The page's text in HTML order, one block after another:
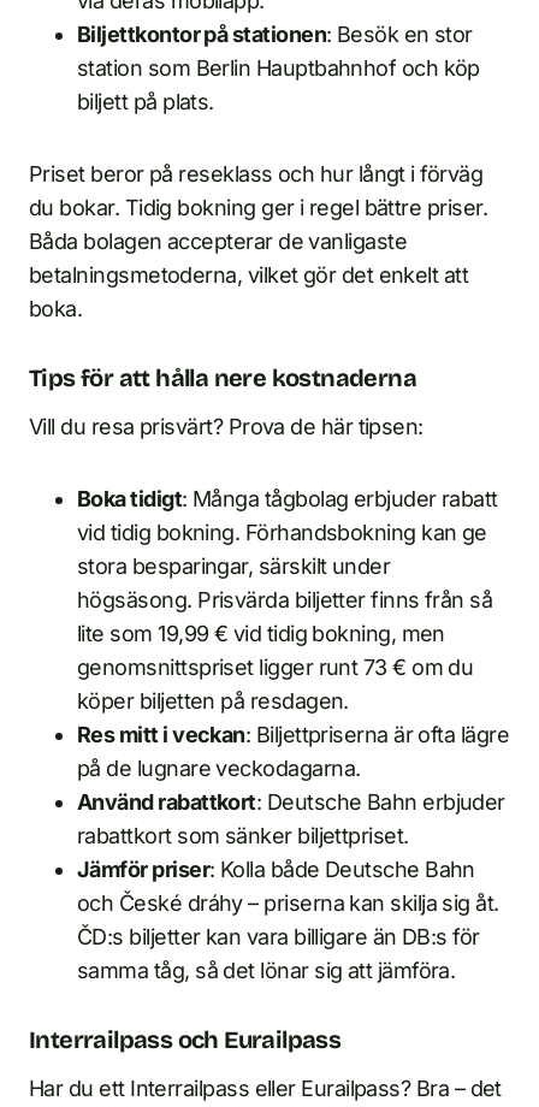
Biljettkontor på stationen: Besök en stor
station som Berlin Hauptbahnhof och köp
biljett på plats.
Priset beror på reseklass och hur långt i förväg
du bokar. Tidig bokning ger i regel bättre priser.
Båda bolagen accepterar de vanligaste
betalningsmetoderna, vilket gör det enkelt att
boka.
Tips för att hålla nere kostnaderna
Vill du resa prisvärt? Prova de här tipsen:
Boka tidigt: Många tågbolag erbjuder rabatt
vid tidig bokning. Förhandsbokning kan ge
stora besparingar, särskilt under
högsäsong. Prisvärda biljetter finns från så
lite som 19,99 € vid tidig bokning, men
genomsnittspriset ligger runt 73 € om du
köper biljetten på resdagen.
Res mitt i veckan: Biljettpriserna är ofta lägre
på de lugnare veckodagarna.
Använd rabattkort: Deutsche Bahn erbjuder
rabattkort som sänker biljettpriset.
Jämför priser: Kolla både Deutsche Bahn
och České dráhy – priserna kan skilja sig åt.
ČD:s biljetter kan vara billigare än DB:s för
samma tåg, så det lönar sig att jämföra.
Interrailpass och Eurailpass
Har du ett Interrailpass eller Eurailpass? Bra – det